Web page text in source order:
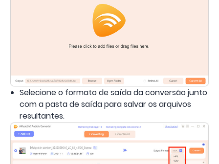
Selecione o formato de saída da conversão junto
com a pasta de saída para salvar os arquivos
resultantes.